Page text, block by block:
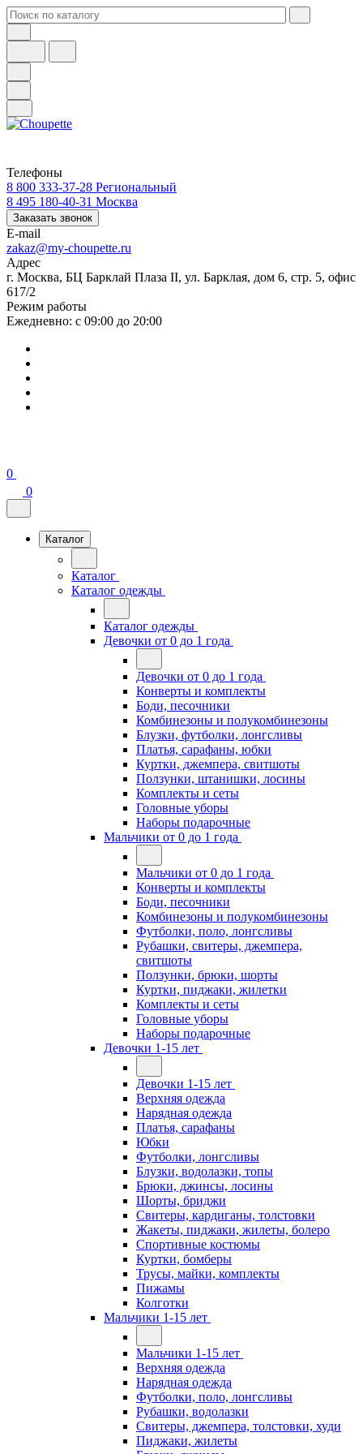
Телефоны
8 800 333-37-28 Региональный
8 495 180-40-31 Москва
Заказать звонок
E-mail
zakaz@my-choupette.ru
Адрес
г. Москва, БЦ Барклай Плаза II, ул. Барклая, дом 6, стр. 5, офис
617/2
Режим работы
Ежедневно: с 09:00 до 20:00
0
0
Каталог
Каталог
Каталог одежды
Каталог одежды
Девочки от 0 до 1 года
Девочки от 0 до 1 года
Конверты и комплекты
Боди, песочники
Комбинезоны и полукомбинезоны
Блузки, футболки, лонгсливы
Платья, сарафаны, юбки
Куртки, джемпера, свитшоты
Ползунки, штанишки, лосины
Комплекты и сеты
Головные уборы
Наборы подарочные
Мальчики от 0 до 1 года
Мальчики от 0 до 1 года
Конверты и комплекты
Боди, песочники
Комбинезоны и полукомбинезоны
Футболки, поло, лонгсливы
Рубашки, свитеры, джемпера,
свитшоты
Ползунки, брюки, шорты
Куртки, пиджаки, жилетки
Комплекты и сеты
Головные уборы
Наборы подарочные
Девочки 1-15 лет
Девочки 1-15 лет
Верхняя одежда
Нарядная одежда
Платья, сарафаны
Юбки
Футболки, лонгсливы
Блузки, водолазки, топы
Брюки, джинсы, лосины
Шорты, бриджи
Свитеры, кардиганы, толстовки
Жакеты, пиджаки, жилеты, болеро
Спортивные костюмы
Куртки, бомберы
Трусы, майки, комплекты
Пижамы
Колготки
Мальчики 1-15 лет
Мальчики 1-15 лет
Верхняя одежда
Нарядная одежда
Футболки, поло, лонгсливы
Рубашки, водолазки
Свитеры, джемпера, толстовки, худи
Пиджаки, жилеты